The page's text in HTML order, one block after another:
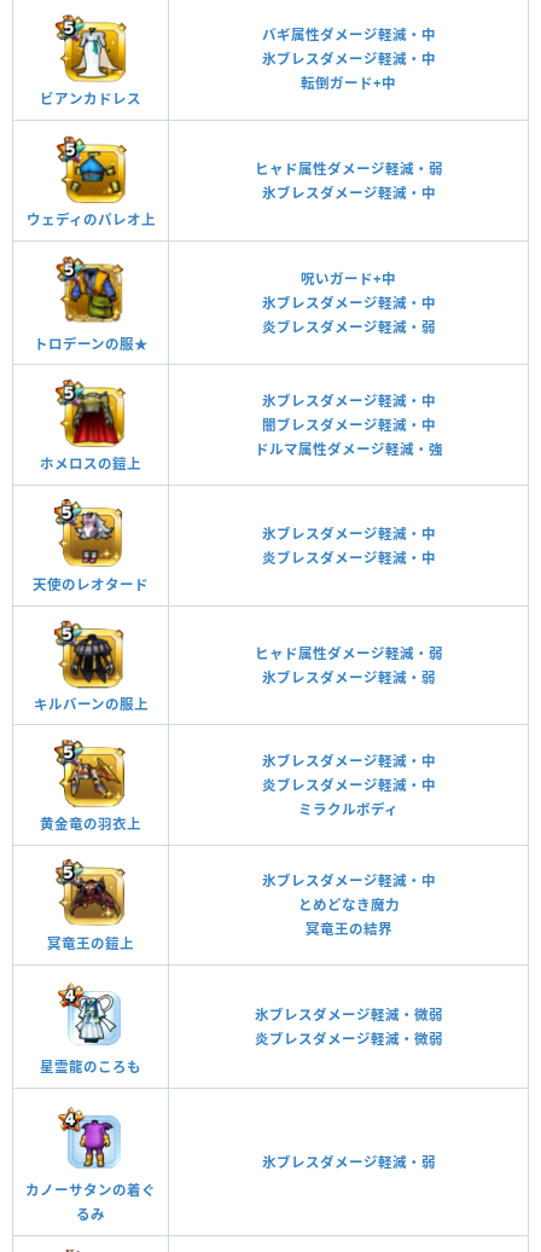
ビアンカドレス
バギ属性ダメージ軽減・中
氷ブレスダメージ軽減・中
転倒ガード+中
ウェディのパレオ上
ヒャド属性ダメージ軽減・弱
氷ブレスダメージ軽減・中
トロデーンの服★
呪いガード+中
氷ブレスダメージ軽減・中
炎ブレスダメージ軽減・弱
ホメロスの鎧上
氷ブレスダメージ軽減・中
闇ブレスダメージ軽減・中
ドルマ属性ダメージ軽減・強
天使のレオタード
氷ブレスダメージ軽減・中
炎ブレスダメージ軽減・中
キルバーンの服上
ヒャド属性ダメージ軽減・弱
氷ブレスダメージ軽減・弱
黄金竜の羽衣上
氷ブレスダメージ軽減・中
炎ブレスダメージ軽減・中
ミラクルボディ
冥竜王の鎧上
氷ブレスダメージ軽減・中
とめどなき魔力
冥竜王の結界
星霊龍のころも
氷ブレスダメージ軽減・微弱
炎ブレスダメージ軽減・微弱
カノーサタンの着ぐ
るみ
氷ブレスダメージ軽減・弱